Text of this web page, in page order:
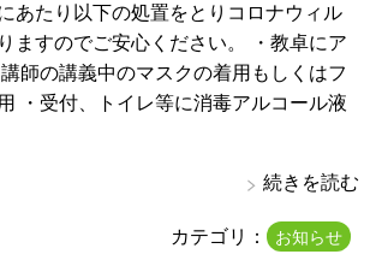
あたり以下の処置をとりコロナウィル
ますのでご安心ください。 ・教卓にア
師の講義中のマスクの着用もしくはフ
・受付、トイレ等に消毒アルコール液
続きを読む
カテゴリ： お知らせ